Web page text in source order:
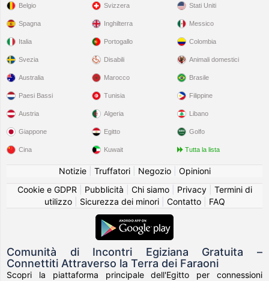
Belgio
Spagna
Italia
Svezia
Svizzera
Inghilterra
Portogallo
Disabili
Stati Uniti
Messico
Colombia
Animali domestici
Australia
Paesi Bassi
Austria
Giappone
Cina
Marocco
Tunisia
Algeria
Egitto
Kuwait
Brasile
Filippine
Libano
Golfo
Tutta la lista
Notizie| Truffatori| Negozio| Opinioni
Cookie e GDPR
Pubblicità Chi siamo| Privacy| Termini di
utilizzo| Sicurezza dei minori| Contatto| FAQ
Comunità di Incontri Egiziana Gratuita –
Connettiti Attraverso la Terra dei Faraoni
Scopri la piattaforma principale dell'Egitto per connessioni